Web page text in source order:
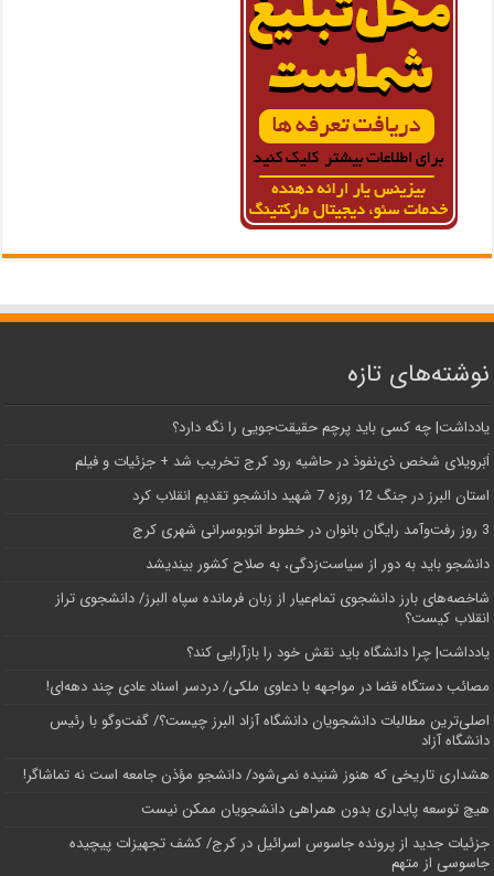
نوشته‌های تازه
یادداشت| ‌چه کسی باید پرچم حقیقت‌جویی را نگه دارد؟
اَبَر‌ویلای شخص ذی‌نفوذ در حاشیه‌ رود کرج تخریب شد + جزئیات و فیلم
استان البرز در جنگ 12 روزه 7 شهید دانشجو تقدیم انقلاب کرد
3 روز رفت‌وآمد رایگان بانوان در خطوط اتوبوسرانی شهری کرج
دانشجو باید به دور از سیاست‌زدگی، به صلاح کشور بیندیشد
شاخصه‌های بارز دانشجوی تمام‌عیار از زبان فرمانده سپاه البرز/ دانشجوی تراز
انقلاب کیست؟
یادداشت| چرا دانشگاه باید نقش خود را بازآرایی کند؟
مصائب دستگاه قضا در مواجهه با دعاوی ملکی/ دردسر اسناد عادی چند‌ دهه‌ای!
اصلی‌ترین مطالبات دانشجویان دانشگاه آزاد البرز چیست؟/ گفت‌وگو با رئیس
دانشگاه آز‌اد
هشداری تاریخی که هنوز شنیده نمی‌شود/ دانشجو مؤذن جامعه است نه تماشاگر!
هیچ توسعه پایداری بدون همراهی دانشجویان ممکن نیست
جزئیات جدید از پرونده جاسوس اسرائیل در کرج/‌ کشف تجهیزات پیچیده
جاسوسی از متهم